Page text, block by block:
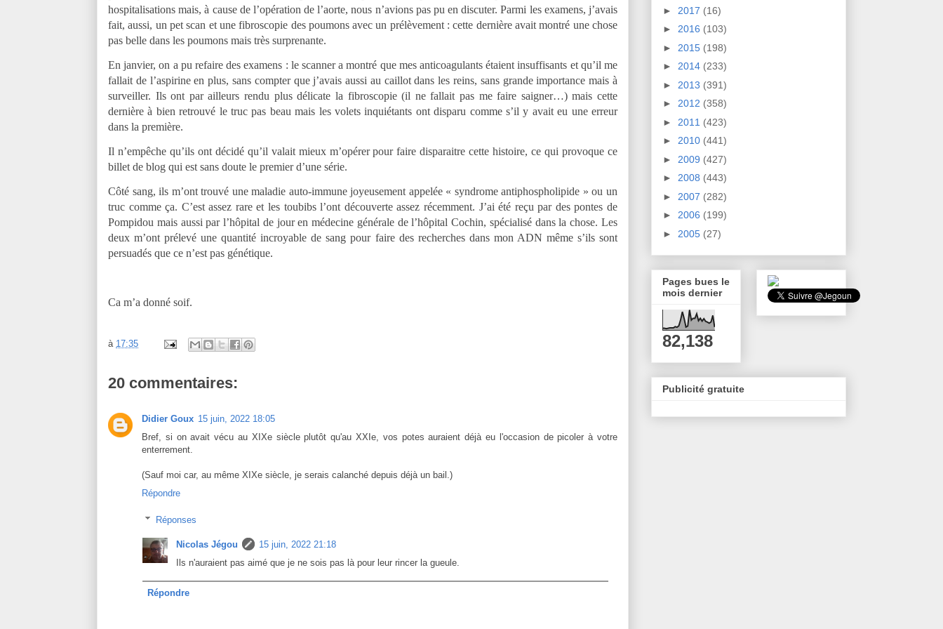
hospitalisations mais, à cause de l’opération de l’aorte, nous n’avions pas pu en discuter. Parmi les examens, j’avais
fait, aussi, un pet scan et une fibroscopie des poumons avec un prélèvement : cette dernière avait montré une chose
pas belle dans les poumons mais très surprenante.
En janvier, on a pu refaire des examens : le scanner a montré que mes anticoagulants étaient insuffisants et qu’il me
fallait de l’aspirine en plus, sans compter que j’avais aussi au caillot dans les reins, sans grande importance mais à
surveiller. Ils ont par ailleurs rendu plus délicate la fibroscopie (il ne fallait pas me faire saigner…) mais cette
dernière à bien retrouvé le truc pas beau mais les volets inquiétants ont disparu comme s’il y avait eu une erreur
dans la première.
Il n’empêche qu’ils ont décidé qu’il valait mieux m’opérer pour faire disparaitre cette histoire, ce qui provoque ce
billet de blog qui est sans doute le premier d’une série.
Côté sang, ils m’ont trouvé une maladie auto-immune joyeusement appelée « syndrome antiphospholipide » ou un
truc comme ça. C’est assez rare et les toubibs l’ont découverte assez récemment. J’ai été reçu par des pontes de
Pompidou mais aussi par l’hôpital de jour en médecine générale de l’hôpital Cochin, spécialisé dans la chose. Les
deux m’ont prélevé une quantité incroyable de sang pour faire des recherches dans mon ADN même s’ils sont
persuadés que ce n’est pas génétique.
Ca m’a donné soif.
à 17:35
20 commentaires:
Didier Goux 15 juin, 2022 18:05
Bref, si on avait vécu au XIXe siècle plutôt qu'au XXIe, vos potes auraient déjà eu l'occasion de picoler à votre
enterrement.
(Sauf moi car, au même XIXe siècle, je serais calanché depuis déjà un bail.)
Répondre
Réponses
Nicolas Jégou
15 juin, 2022 21:18
Ils n'auraient pas aimé que je ne sois pas là pour leur rincer la gueule.
Répondre
► 2017 (16)
► 2016 (103)
► 2015 (198)
► 2014 (233)
► 2013 (391)
► 2012 (358)
► 2011 (423)
► 2010 (441)
► 2009 (427)
► 2008 (443)
► 2007 (282)
► 2006 (199)
► 2005 (27)
Pages bues le
mois dernier
82,138
Publicité gratuite